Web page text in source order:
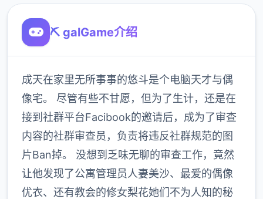
⛏️ galGame介绍
成天在家里无所事事的悠斗是个电脑天才与偶
像宅。 尽管有些不甘愿，但为了生计，还是在
接到社群平台Facibook的邀请后，成为了审查
内容的社群审查员，负责将违反社群规范的图
片Ban掉。 没想到乏味无聊的审查工作，竟然
让他发现了公寓管理员人妻美沙、最爱的偶像
优衣、还有教会的修女梨花她们不为人知的秘